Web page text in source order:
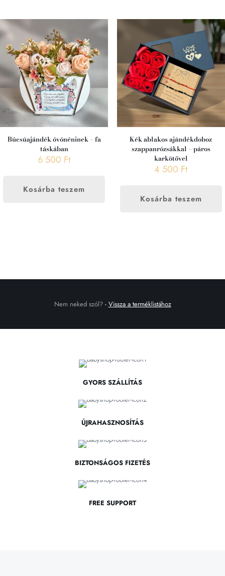
Búcsúajándék óvónéninek – fa
táskában
6 500 Ft
Kosárba teszem
Kék ablakos ajándékdoboz
szappanrózsákkal – páros
karkötővel
4 500 Ft
Kosárba teszem
Nem neked szól?- Vissza a terméklistához
GYORS SZÁLLÍTÁS
ÚJRAHASZNOSÍTÁS
BIZTONSÁGOS FIZETÉS
FREE SUPPORT